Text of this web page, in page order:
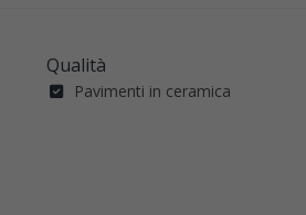
Qualità
Pavimenti in ceramica